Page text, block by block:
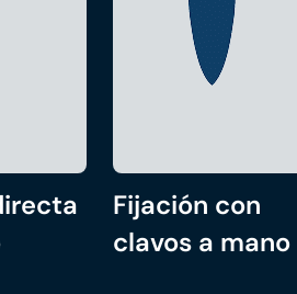
Fijación con
clavos a mano